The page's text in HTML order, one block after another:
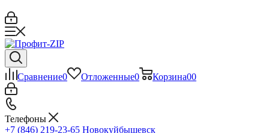
Сравнение0 Отложенные0 Корзина00
Телефоны
+7 (846) 219-23-65 Новокуйбышевск